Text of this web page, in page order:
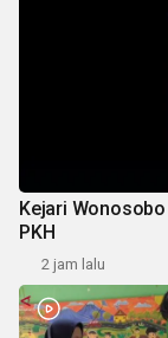
Kejari
PKH
2 jam lalu